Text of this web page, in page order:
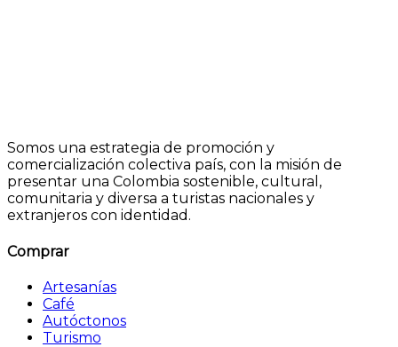
Somos una estrategia de promoción y
comercialización colectiva país, con la misión de
presentar una Colombia sostenible, cultural,
comunitaria y diversa a turistas nacionales y
extranjeros con identidad.
Comprar
Artesanías
Café
Autóctonos
Turismo